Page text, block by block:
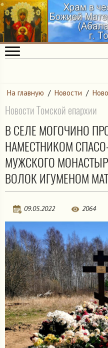
На главную / Новости /
Новости Томской епархии
В СЕЛЕ МОГОЧИНО
НАМЕСТНИКОМ
МУЖСКОГО
ВОЛОК ИГУМЕНОМ
09.05.2022 2064